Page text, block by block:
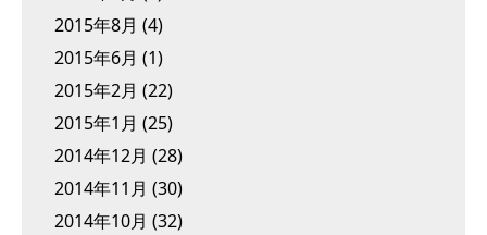
2015年8月 (4)
2015年6月 (1)
2015年2月 (22)
2015年1月 (25)
2014年12月 (28)
2014年11月 (30)
2014年10月 (32)